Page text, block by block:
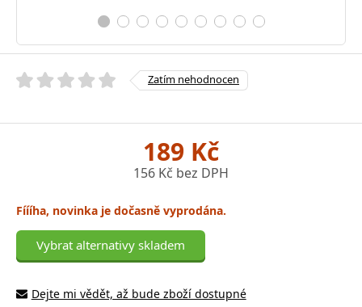
Zatím nehodnocen
189 Kč
156 Kč bez DPH
Fíííha, novinka je dočasně vyprodána.
Vybrat alternativy skladem
Dejte mi vědět, až bude zboží dostupné